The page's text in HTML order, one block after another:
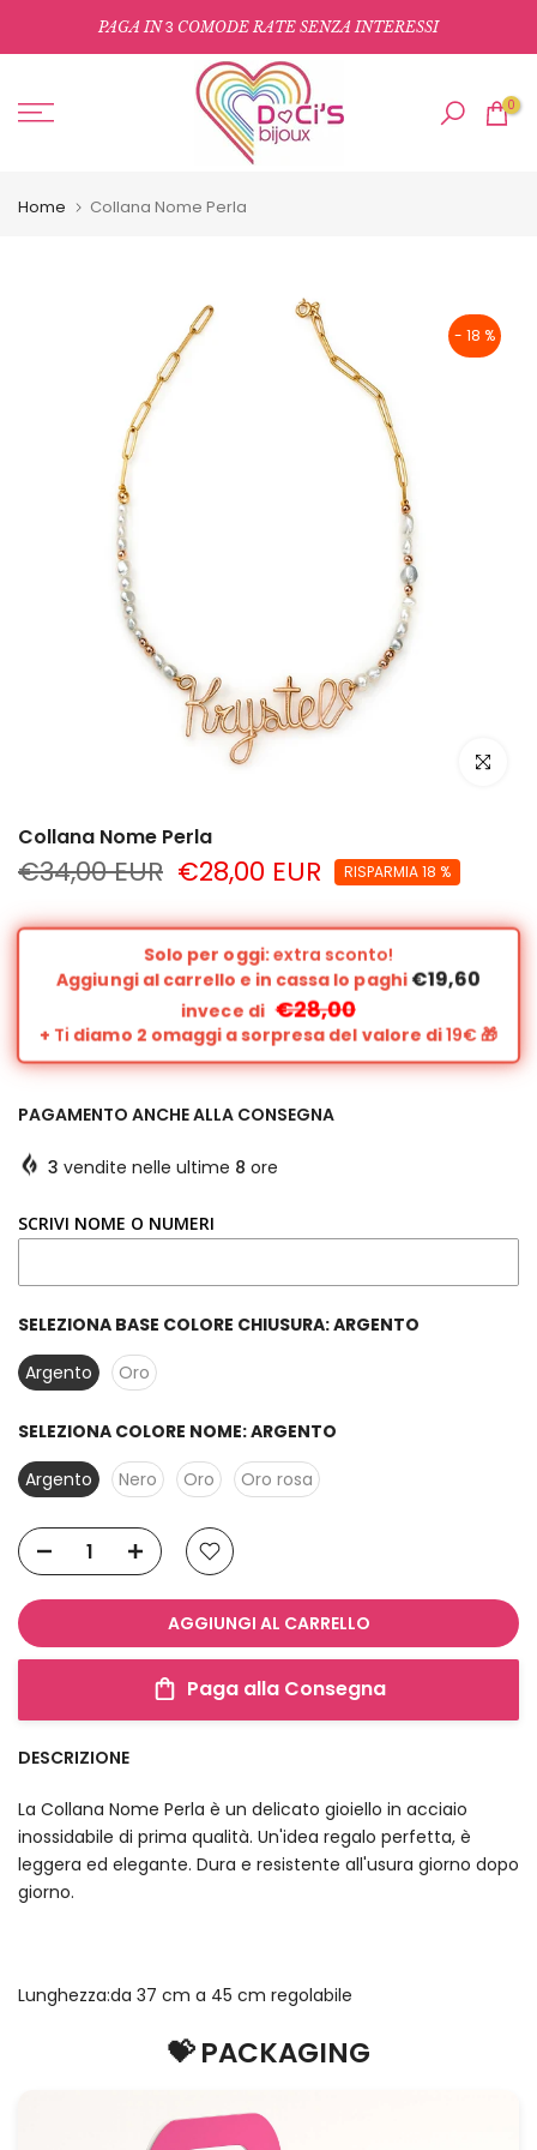
al
PAGA IN3 COMODE RATE SENZA INTERESSI
0
Home Collana Nome Perla
- 18 %
clicca
Collana Nome Perla
€34,00 EUR €28,00 EUR RISPARMIA 18 %
Solo per oggi:extra sconto!
Aggiungi al carrello e in cassa lo paghi€19,60
invece di €28,00
+ Tidiamo 2 omaggi a sorpresa del valore di19€🎁
PAGAMENTO ANCHE ALLA CONSEGNA
3 vendite nelle ultime 8 ore
SCRIVI NOME O NUMERI
SELEZIONA BASE COLORE CHIUSURA:ARGENTO
Argento
Oro
SELEZIONA COLORE NOME:ARGENTO
Argento
Nero Oro Oro rosa
AGGIUNGI AL CARRELLO
Paga alla Consegna
DESCRIZIONE
La Collana Nome Perla è un delicato gioiello in acciaio
inossidabile di prima qualità. Un'idea regalo perfetta, è
leggera ed elegante. Dura e resistente all'usura giorno dopo
giorno.
Lunghezza:da 37 cm a 45 cm regolabile
💝 PACKAGING